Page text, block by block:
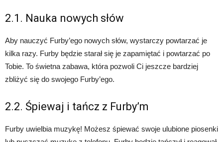
2.1. Nauka nowych słów
Aby nauczyć Furby’ego nowych słów, wystarczy powtarzać je
kilka razy. Furby będzie starał się je zapamiętać i powtarzać po
Tobie. To świetna zabawa, która pozwoli Ci jeszcze bardziej
zbliżyć się do swojego Furby’ego.
2.2. Śpiewaj i tańcz z Furby’m
Furby uwielbia muzykę! Możesz śpiewać swoje ulubione piosenki